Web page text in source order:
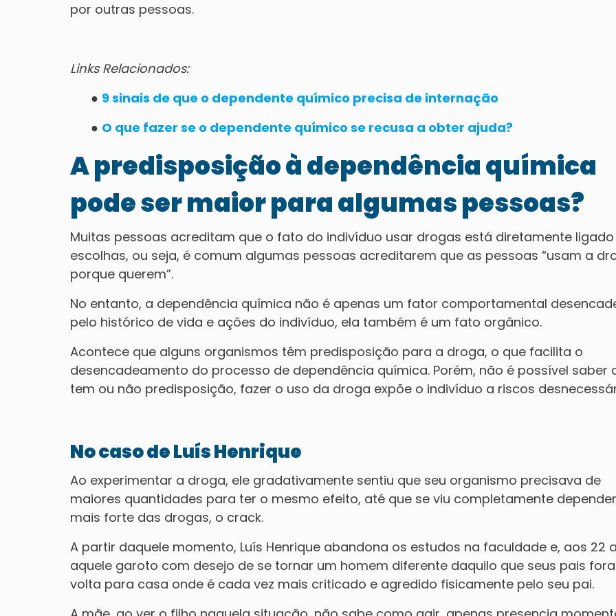
por outras pessoas.
Links Relacionados:
● 9 sinais de que o dependente químico precisa de internação
● O que fazer se o dependente químico se recusa a obter ajuda?
A predisposição à dependência química
pode ser maior para algumas pessoas?
Muitas pessoas acreditam que o fato do indivíduo usar drogas está diretamente
escolhas, ou seja, é comum algumas pessoas acreditarem que as pessoas “usam a
porque querem”.
No entanto, a dependência química não é apenas um fator comportamental
pelo histórico de vida e ações do indivíduo, ela também é um fato orgânico.
Acontece que alguns organismos têm predisposição para a droga, o que facilita o
desencadeamento do processo de dependência química. Porém, não é possível saber
tem ou não predisposição, fazer o uso da droga expõe o indivíduo a riscos
No caso de Luís Henrique
Ao experimentar a droga, ele gradativamente sentiu que seu organismo precisava de
maiores quantidades para ter o mesmo efeito, até que se viu completamente
mais forte das drogas, o crack.
A partir daquele momento, Luís Henrique abandona os estudos na faculdade e, aos 22
aquele garoto com desejo de se tornar um homem diferente daquilo que seus pais
volta para casa onde é cada vez mais criticado e agredido fisicamente pelo seu pai.